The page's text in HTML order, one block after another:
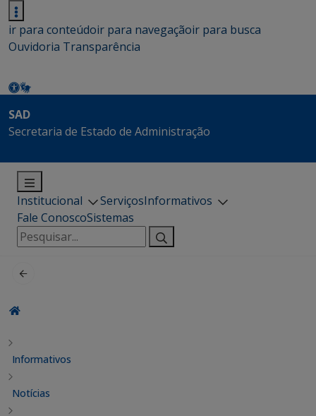
ir para conteúdoir para navegaçãoir para busca
Ouvidoria Transparência
SAD
Secretaria de Estado de Administração
Institucional ServiçosInformativos
Fale ConoscoSistemas
Pesquisar
por:
Informativos
Notícias